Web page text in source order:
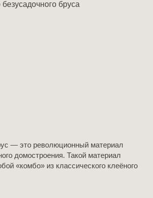
— это революционный материал
домостроения. Такой материал
«комбо» из классического клеёного
ламелей